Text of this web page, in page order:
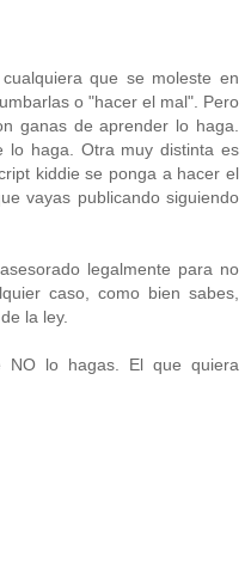
que se moleste en
o "hacer el mal". Pero
ganas de aprender lo haga.
lo haga. Otra muy distinta es
kiddie se ponga a hacer el
vayas publicando siguiendo
legalmente para no
caso, como bien sabes,
la ley.
NO lo hagas. El que quiera